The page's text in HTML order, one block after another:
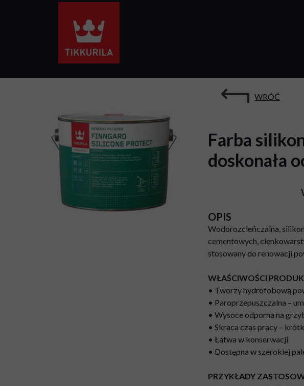
WRÓĆ
OPIS
Wodorozcieńczalna,
cementowych,
stosowany do renowacji
WŁAŚCIWOŚCI
• Tworzy hydrofobową
• Paroprzepuszczalna –
• Wysoce odporna na
• Skraca czas pracy –
• Łatwa w konserwacji
• Dostępna w szerokiej
PRZYKŁADY
Farba
doskonała